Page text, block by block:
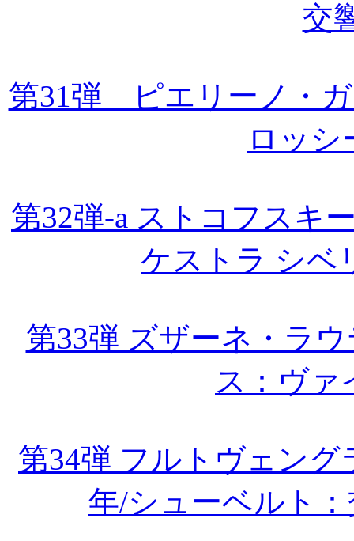
交
第31弾 ピエリーノ・
ロッシ
第32弾-a ストコフスキ
ケストラ シベ
第33弾 ズザーネ・ラ
ス：ヴァ
第34弾 フルトヴェング
年/シューベルト